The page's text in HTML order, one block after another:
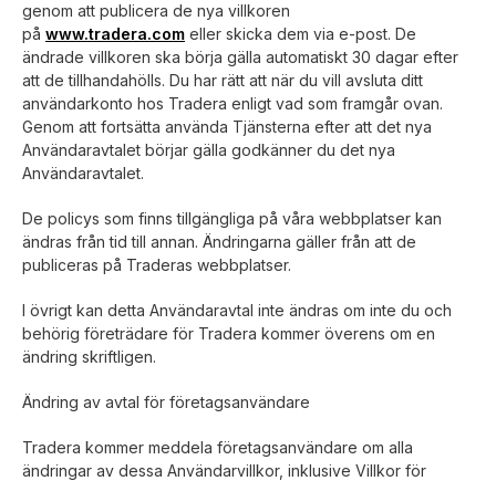
genom att publicera de nya villkoren
på www.tradera.com eller skicka dem via e-post. De
ändrade villkoren ska börja gälla automatiskt 30 dagar efter
att de tillhandahölls. Du har rätt att när du vill avsluta ditt
användarkonto hos Tradera enligt vad som framgår ovan.
Genom att fortsätta använda Tjänsterna efter att det nya
Användaravtalet börjar gälla godkänner du det nya
Användaravtalet.
De policys som finns tillgängliga på våra webbplatser kan
ändras från tid till annan. Ändringarna gäller från att de
publiceras på Traderas webbplatser.
I övrigt kan detta Användaravtal inte ändras om inte du och
behörig företrädare för Tradera kommer överens om en
ändring skriftligen.
Ändring av avtal för företagsanvändare
Tradera kommer meddela företagsanvändare om alla
ändringar av dessa Användarvillkor, inklusive Villkor för